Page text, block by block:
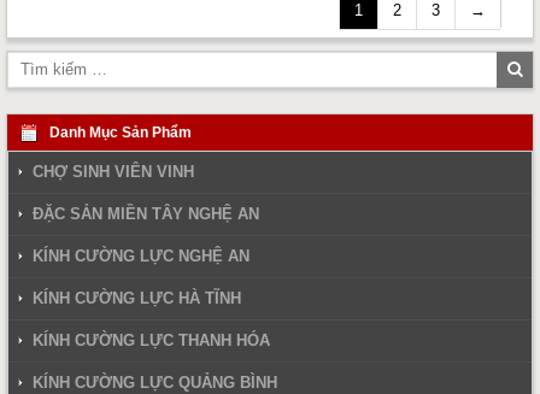
1 2 3 →
Danh Mục Sản Phẩm
CHỢ SINH VIÊN VINH
ĐẶC SẢN MIỀN TÂY NGHỆ AN
KÍNH CƯỜNG LỰC NGHỆ AN
KÍNH CƯỜNG LỰC HÀ TĨNH
KÍNH CƯỜNG LỰC THANH HÓA
KÍNH CƯỜNG LỰC QUẢNG BÌNH